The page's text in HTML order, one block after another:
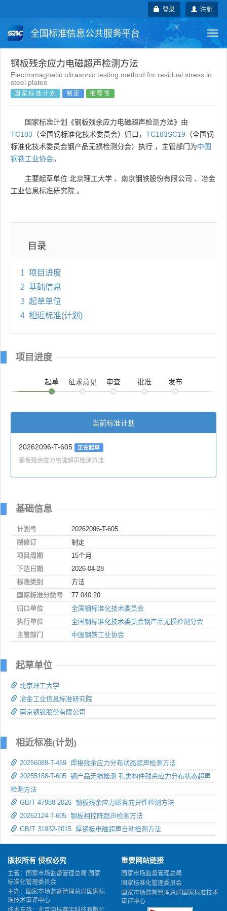
注册
登录
全国标准信息公共服务平台
国家标准 行业标准
团体标准
钢板残余应力电磁超声检测方法
Electromagnetic ultrasonic testing method for residual stress in
steel plates
国家标准计划 制定 推荐性
国家标准计划《钢板残余应力电磁超声检测方法》由
TC183 （全国钢标准化技术委员会）归口， TC183SC19 （全国钢
标准化技术委员会钢产品无损检测分会）执行 ，主管部门为中国
钢铁工业协会。
主要起草单位 北京理工大学 、 南京钢铁股份有限公司 、 冶金
工业信息标准研究院 。
目录
1 项目进度
2 基础信息
3 起草单位
4 相近标准(计划)
项目进度
起草 征求意见 审查 批准 发布
当前标准计划
20262096-T-605 正在起草
钢板残余应力电磁超声检测方法
基础信息
计划号
20262096-T-605
制修订
制定
项目周期
15个月
下达日期
2026-04-28
标准类别
方法
国际标准分类号
77.040.20
归口单位
全国钢标准化技术委员会
执行单位
全国钢标准化技术委员会钢产品无损检测分会
主管部门
中国钢铁工业协会
起草单位
北京理工大学
冶金工业信息标准研究院
南京钢铁股份有限公司
相近标准(计划)
20256089-T-469 焊接残余应力分布状态超声检测方法
20255158-T-605 钢产品无损检测 孔类构件残余应力分布状态超声
检测方法
GB/T 47988-2026 钢板残余应力磁各向异性检测方法
20262124-T-605 钢板相控阵超声检测方法
GB/T 31932-2015 厚钢板电磁超声自动检测方法
版权所有 侵权必究
主管：国家市场监督管理总局 国家
标准化管理委员会
主办：国家市场监督管理总局国家标
准技术审评中心
重要网站链接
国家市场监督管理总局
国家标准化管理委员会
国家市场监督管理总局国家标准技术
审评中心